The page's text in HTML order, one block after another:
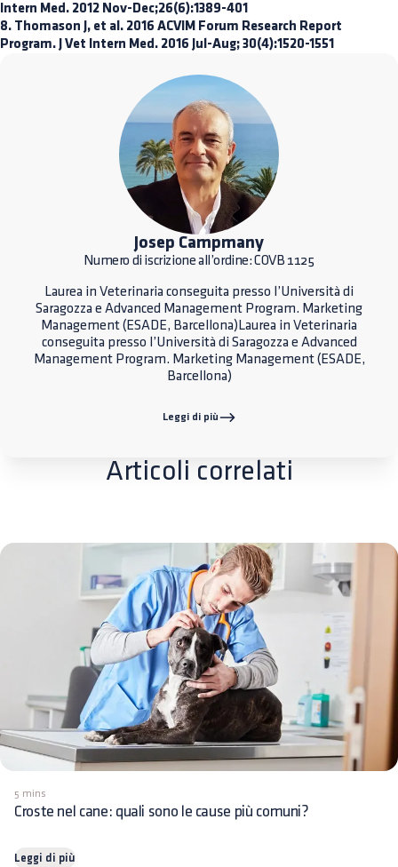
Intern Med. 2012 Nov-Dec;26(6):1389-401
8. Thomason J, et al. 2016 ACVIM Forum Research Report
Program. J Vet Intern Med. 2016 Jul-Aug; 30(4):1520-1551
Josep Campmany
Numero di iscrizione all’ordine: COVB 1125
Laurea in Veterinaria conseguita presso l’Università di
Saragozza e Advanced Management Program. Marketing
Management (ESADE, Barcellona)Laurea in Veterinaria
conseguita presso l’Università di Saragozza e Advanced
Management Program. Marketing Management (ESADE,
Barcellona)
Leggi di più
Articoli correlati
5 mins
Croste nel cane: quali sono le cause più comuni?
Leggi di più